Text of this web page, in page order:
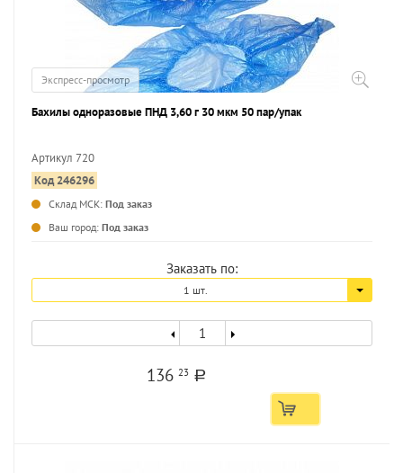
Экспресс-просмотр
Бахилы одноразовые ПНД 3,60 г 30 мкм 50 пар/упак
Артикул 720
Код 246296
Склад МСК: Под заказ
Ваш город: Под заказ
Заказать по:
1 шт.
13623 a